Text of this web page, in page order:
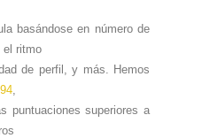
basándose en número de
el ritmo
de perfil, y más. Hemos
puntuaciones superiores a